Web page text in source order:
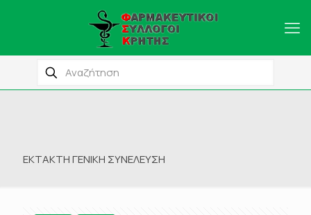
ΕΚΤΑΚΤΗ ΓΕΝΙΚΗ ΣΥΝΕΛΕΥΣΗ